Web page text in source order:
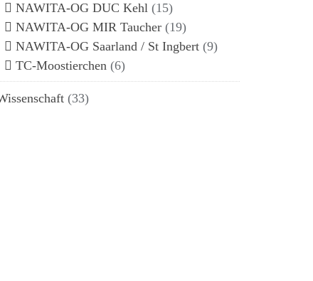
NAWITA-OG DUC Kehl (15)
NAWITA-OG MIR Taucher (19)
NAWITA-OG Saarland / St Ingbert (9)
TC-Moostierchen (6)
(33)